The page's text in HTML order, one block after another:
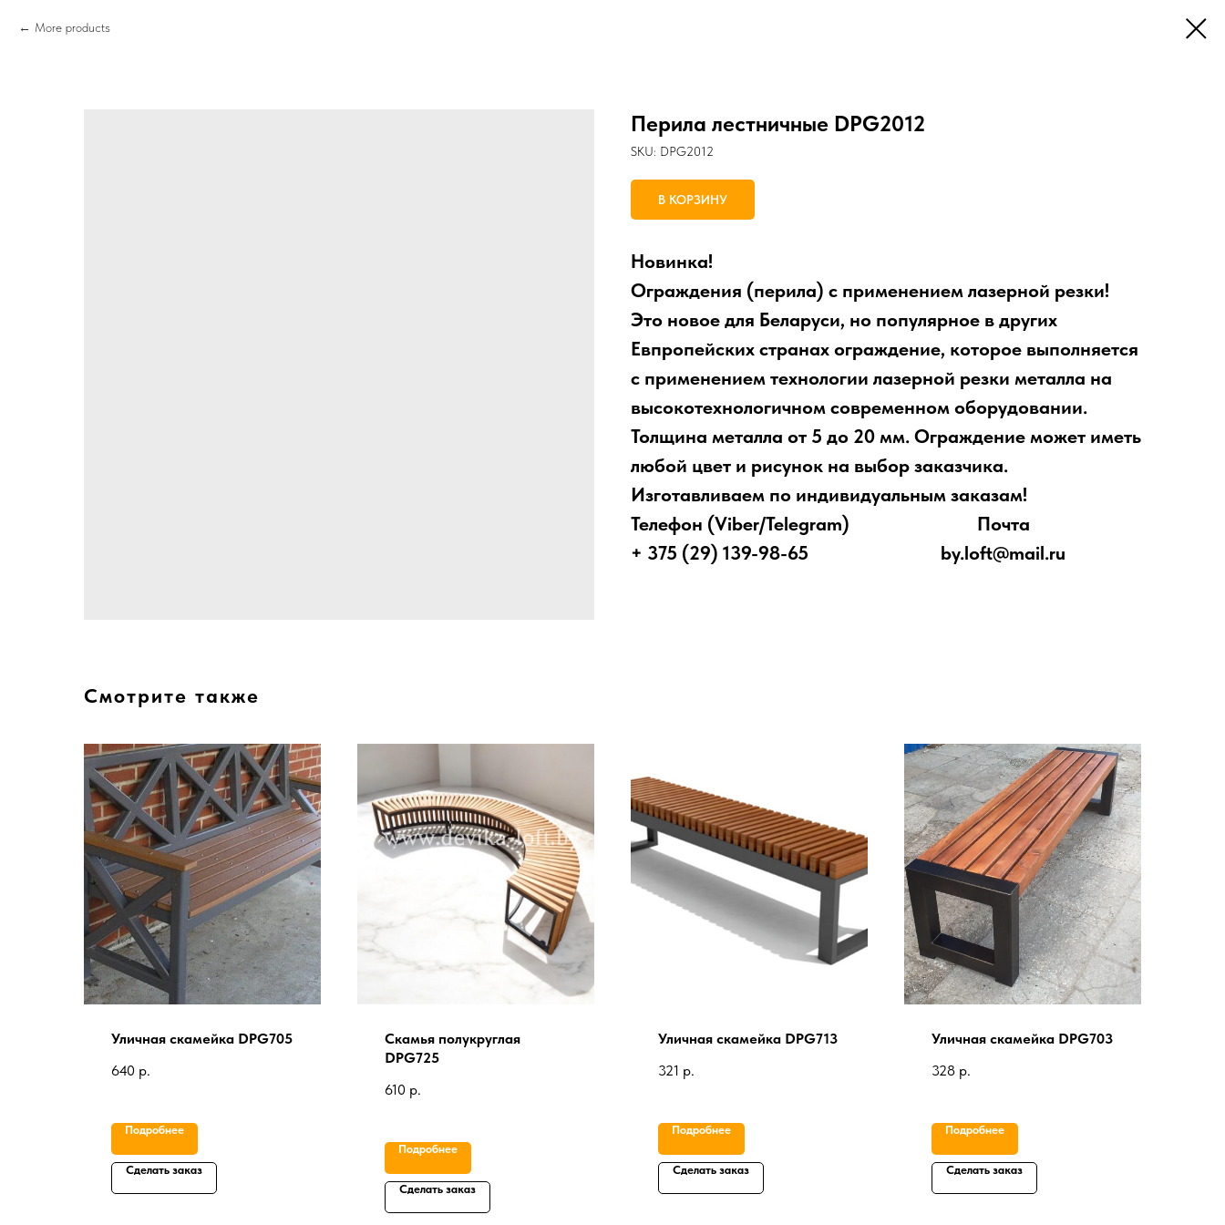
More products
Перила лестничные DPG2012
SKU: DPG2012
В КОРЗИНУ
Новинка!
Ограждения (перила) с применением лазерной резки!
Это новое для Беларуси, но популярное в других
Евпропейских странах ограждение, которое выполняется
с применением технологии лазерной резки металла на
высокотехнологичном современном оборудовании.
Толщина металла от 5 до 20 мм. Ограждение может иметь
любой цвет и рисунок на выбор заказчика.
Изготавливаем по индивидуальным заказам!
Телефон (Viber/Telegram) Почта
+ 375 (29) 139-98-65 by.loft@mail.ru
Смотрите также
Уличная скамейка DPG705
640 р.
Подробнее
Сделать заказ
Скамья полукруглая
DPG725
610 р.
Подробнее
Сделать заказ
Уличная скамейка DPG713
321 р.
Подробнее
Сделать заказ
Уличная скамейка DPG703
328 р.
Подробнее
Сделать заказ